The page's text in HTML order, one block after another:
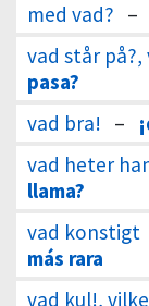
med vad? –
vad står på?,
pasa?
vad bra! –
vad heter
llama?
vad konstigt
más rara
vad kul!,